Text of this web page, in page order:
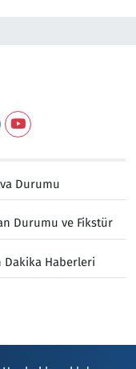
Durumu
Durumu ve Fikstür
Dakika Haberleri